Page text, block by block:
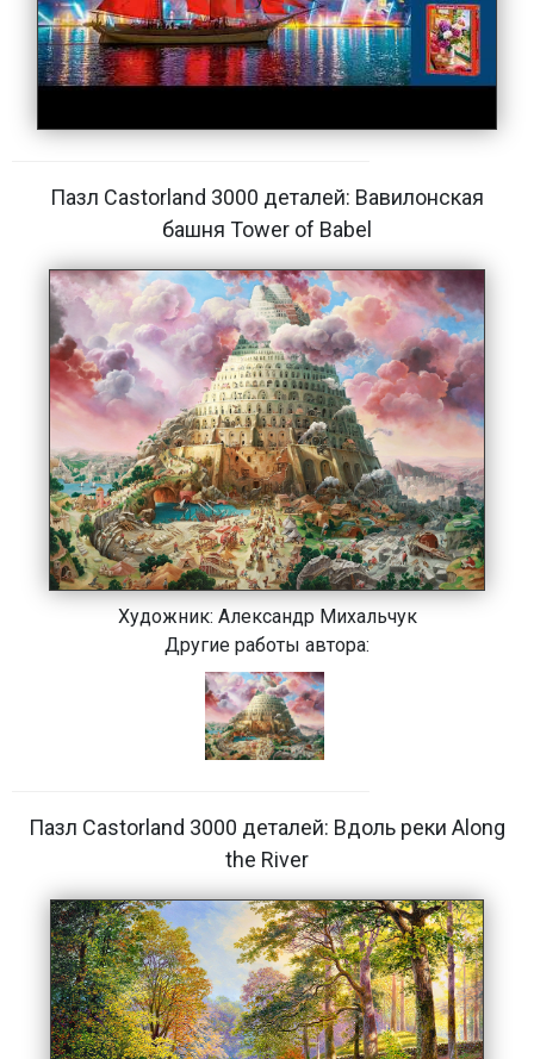
Пазл Castorland 3000 деталей: Вавилонская
башня Tower of Babel
Художник: Александр Михальчук
Другие работы автора:
Пазл Castorland 3000 деталей: Вдоль реки Along
the River